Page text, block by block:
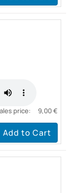
price: 9,00 €